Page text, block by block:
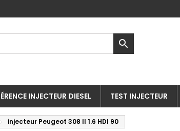

INJECTEUR DIESEL TEST INJECTEUR
injecteur Peugeot 308 II 1.6 HDI 90